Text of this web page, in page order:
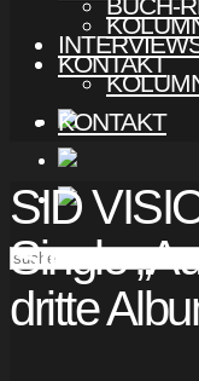
KONTAKT
KONTAKT
SID
Single
dritte